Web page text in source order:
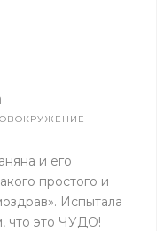
и его
простого и
Испытала
что это ЧУДО!